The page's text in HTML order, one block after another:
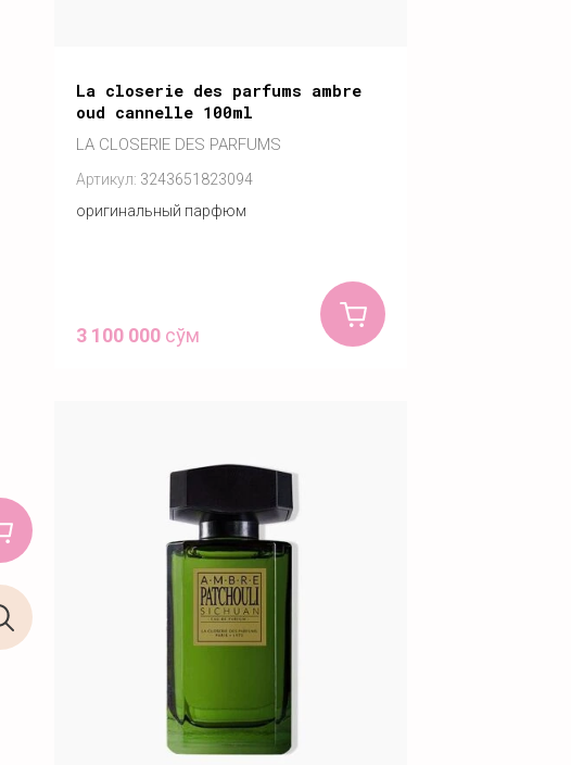
La closerie des parfums ambre
oud cannelle 100ml
LA CLOSERIE DES PARFUMS
Артикул: 3243651823094
оригинальный парфюм
3 100 000 сўм